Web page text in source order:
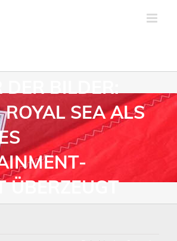
DER BILDER:
SEA ALS
ÜBERZEUGT